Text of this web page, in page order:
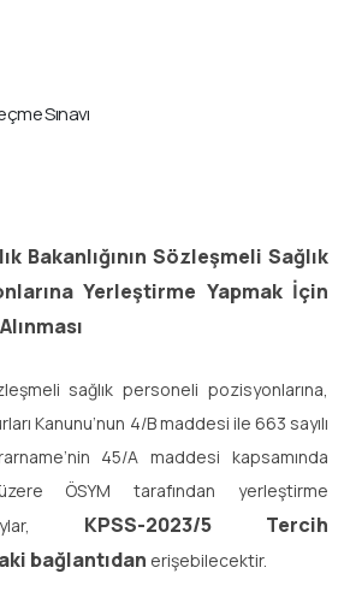
Sınavı
Bakanlığının Sözleşmeli Sağlık
Yerleştirme Yapmak İçin
sağlık personeli pozisyonlarına,
Kanunu’nun 4/B maddesi ile 663 sayılı
45/A maddesi kapsamında
ÖSYM tarafından yerleştirme
KPSS-2023/5 Tercih
bağlantıdan erişebilecektir.